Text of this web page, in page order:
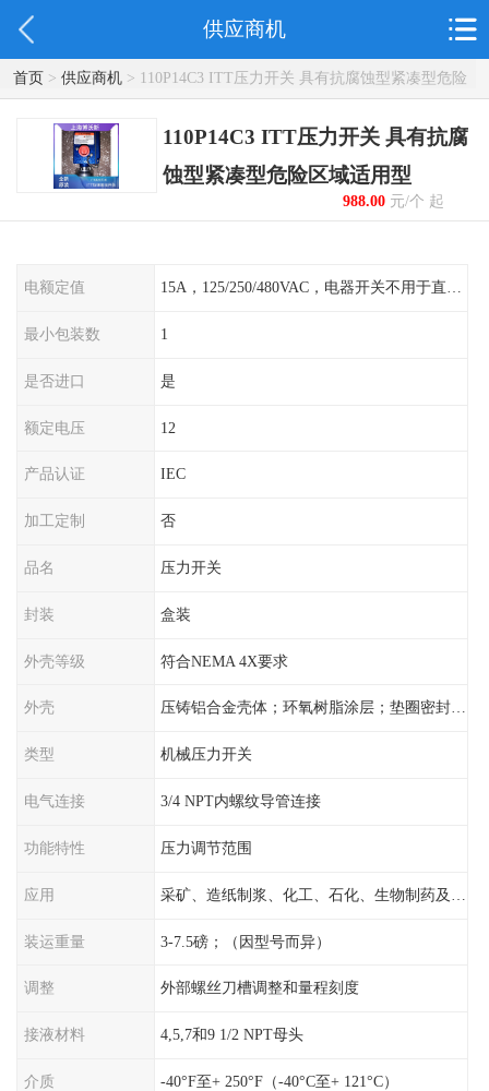
供应商机
首页> 供应商机> 110P14C3 ITT压力开关 具有抗腐蚀型紧凑型危险
区域适用型
110P14C3 ITT压力开关 具有抗腐
蚀型紧凑型危险区域适用型
988.00元/个 起
电额定值
最小包装数 1
是否进口 是
额定电压 12
产品认证 IEC
加工定制 否
品名 压力开关
封装 盒装
外壳等级 符合NEMA 4X要求
外壳 压铸铝合金壳体；环氧树脂涂层；垫圈密封；卡紧螺丝
类型 机械压力开关
电气连接 3/4 NPT内螺纹导管连接
功能特性 压力调节范围
应用
装运重量 3-7.5磅；（因型号而异）
调整 外部螺丝刀槽调整和量程刻度
接液材料 4,5,7和9 1/2 NPT母头
介质 -40°F至+ 250°F（-40°C至+ 121°C）